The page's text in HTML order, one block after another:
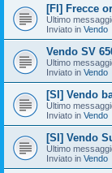
[FI] Frecce
Ultimo
Inviato in Vendo
Vendo SV
Ultimo
Inviato in Vendo
[SI] Vendo
Ultimo
Inviato in Vendo
[SI] Vendo
Ultimo
Inviato in Vendo